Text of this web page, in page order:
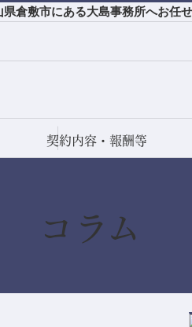
倉敷市にある大島事務所へお任せ
契約内容・報酬等
コラム